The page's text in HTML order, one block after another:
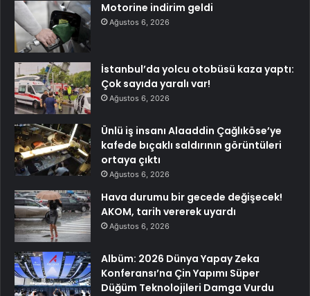
Motorine indirim geldi
Ağustos 6, 2026
İstanbul’da yolcu otobüsü kaza yaptı:
Çok sayıda yaralı var!
Ağustos 6, 2026
Ünlü iş insanı Alaaddin Çağlıköse’ye
kafede bıçaklı saldırının görüntüleri
ortaya çıktı
Ağustos 6, 2026
Hava durumu bir gecede değişecek!
AKOM, tarih vererek uyardı
Ağustos 6, 2026
Albüm: 2026 Dünya Yapay Zeka
Konferansı’na Çin Yapımı Süper
Düğüm Teknolojileri Damga Vurdu